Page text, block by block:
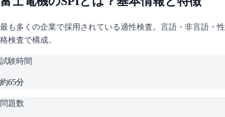
最も多くの企業で採用されている適性検査。言語・非言語・性
格検査で構成。
試験時間
約65分
問題数